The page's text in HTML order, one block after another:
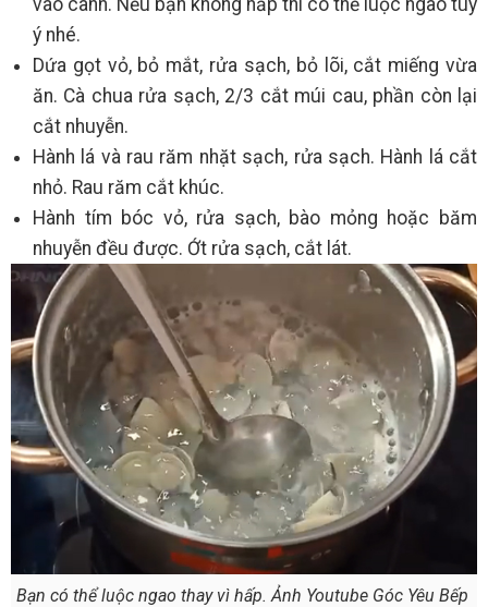
ý nhé.
Dứa gọt vỏ, bỏ mắt, rửa sạch, bỏ lõi, cắt miếng vừa
ăn. Cà chua rửa sạch, 2/3 cắt múi cau, phần còn lại
cắt nhuyễn.
Hành lá và rau răm nhặt sạch, rửa sạch. Hành lá cắt
nhỏ. Rau răm cắt khúc.
Hành tím bóc vỏ, rửa sạch, bào mỏng hoặc băm
nhuyễn đều được. Ớt rửa sạch, cắt lát.
Bạn có thể luộc ngao thay vì hấp. Ảnh Youtube Góc Yêu Bếp